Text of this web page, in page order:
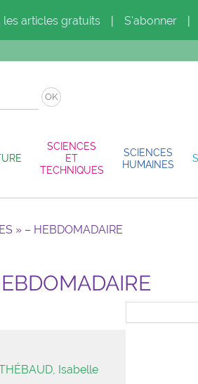
les articles gratuits S'abonner
OK
SCIENCES
ET
TECHNIQUES
SCIENCES
HUMAINES
» – HEBDOMADAIRE
Isabelle